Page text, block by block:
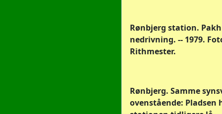
Rønbjerg station.
nedrivning. -- 1979.
Rithmester.
Rønbjerg. Samme
ovenstående: Pladsen